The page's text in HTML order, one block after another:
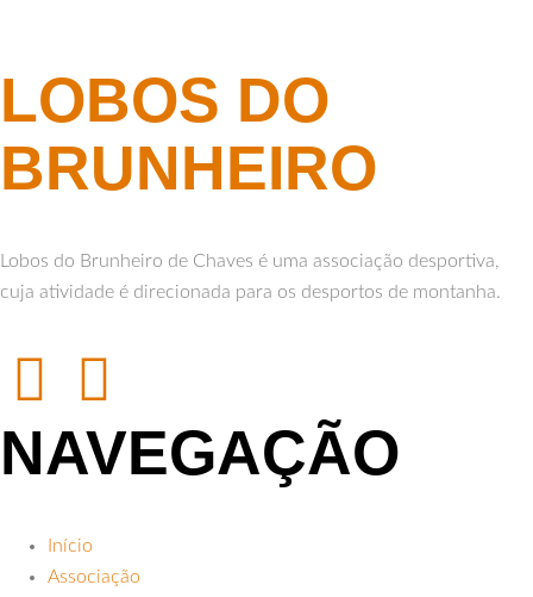
LOBOS DO
BRUNHEIRO
Lobos do Brunheiro de Chaves é uma associação desportiva,
cuja atividade é direcionada para os desportos de montanha.
NAVEGAÇÃO
Início
Associação